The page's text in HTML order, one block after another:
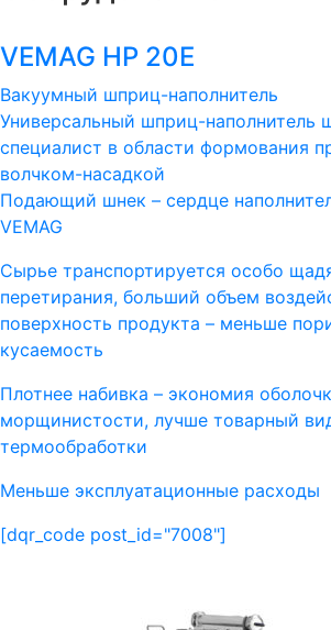
VEMAG HP 20E
Вакуумный шприц-наполнитель
Универсальный шприц-наполнитель
специалист в области формования
волчком-насадкой
Подающий шнек – сердце
VEMAG
Сырье транспортируется особо
перетирания, больший объем
поверхность продукта – меньше
кусаемость
Плотнее набивка – экономия
морщинистости, лучше товарный
термообработки
Меньше эксплуатационные расходы
[dqr_code post_id="7008"]